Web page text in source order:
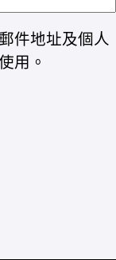
件地址及個人
用。